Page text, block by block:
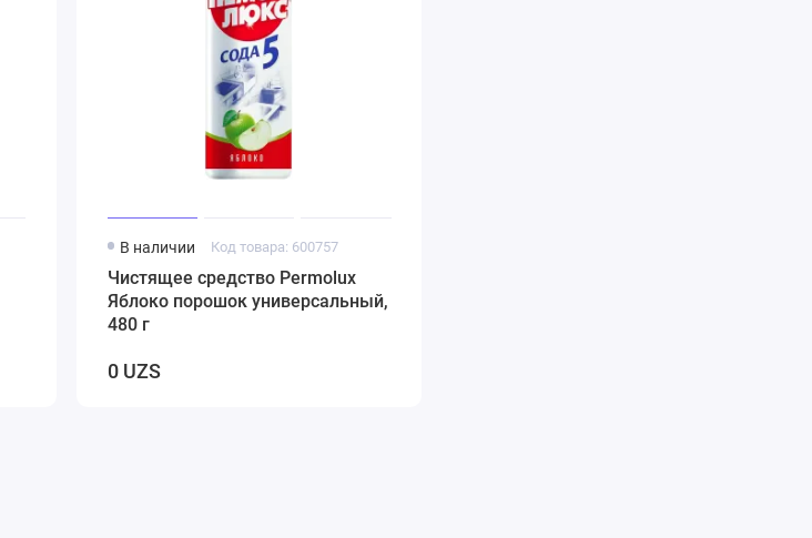
В наличии Код товара: 600757
Чистящее средство Permolux
Яблоко порошок универсальный,
480 г
0 UZS